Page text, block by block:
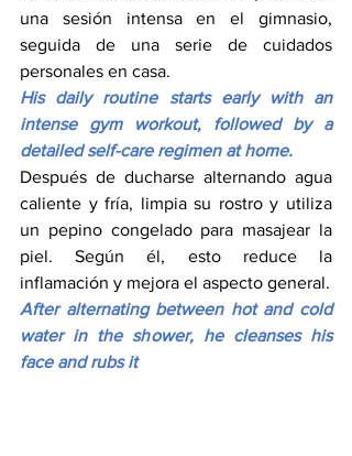
una sesión intensa en el gimnasio,
seguida de una serie de cuidados
personales en casa.
His daily routine starts early with an
intense gym workout, followed by a
detailed self-care regimen at home.
Después de ducharse alternando agua
caliente y fría, limpia su rostro y utiliza
un pepino congelado para masajear la
piel. Según él, esto reduce la
inflamación y mejora el aspecto general.
After alternating between hot and cold
water in the shower, he cleanses his
face and rubs it